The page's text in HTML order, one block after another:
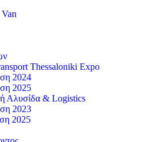
Thessaloniki Expo
2024
2025
Αλυσίδα & Logistics
2023
2025